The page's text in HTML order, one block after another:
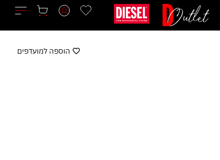
לתוכן
הוספה למועדפים